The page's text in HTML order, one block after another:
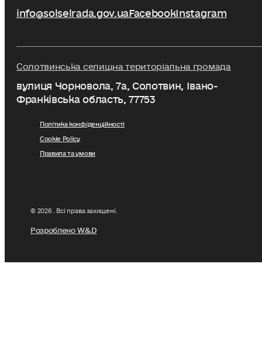
info@solselrada.gov.uaFacebookInstagram
Солотвинська селищна територіальна громада
вулиця Чорновола, 7a, Солотвин, Івано-
Франківська область, 77753
Політика конфіденційності
Cookie Policy
Правила та умови
© 2026 . Всі права захищені.
Розроблено W&D